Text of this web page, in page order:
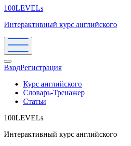
100LEVELs
Интерактивный курс английского
ВходРегистрация
Курс английского
Словарь-Тренажер
Статьи
100LEVELs
Интерактивный курс английского